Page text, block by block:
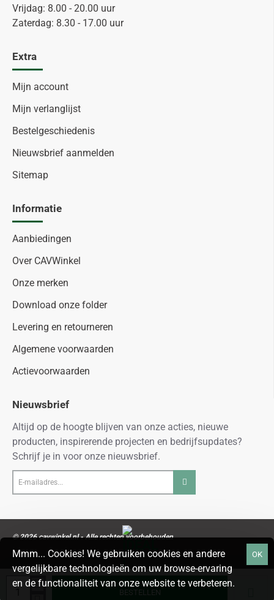
Mmm... Cookies! We gebruiken cookies en andere
vergelijkbare technologieën om uw browse-ervaring
en de functionaliteit van onze website te verbeteren.
OK
BESTELLEN
Vrijdag: 8.00 - 20.00 uur
Zaterdag: 8.30 - 17.00 uur
Extra
Mijn account
Mijn verlanglijst
Bestelgeschiedenis
Nieuwsbrief aanmelden
Sitemap
Informatie
Aanbiedingen
Over CAVWinkel
Onze merken
Download onze folder
Levering en retourneren
Algemene voorwaarden
Actievoorwaarden
Nieuwsbrief
Altijd op de hoogte blijven van onze acties, nieuwe
producten, inspirerende projecten en bedrijfsupdates?
Schrijf je in voor onze nieuwsbrief.
mailadres...
© 2026 cavwinkel.nl - Alle rechten voorbehouden